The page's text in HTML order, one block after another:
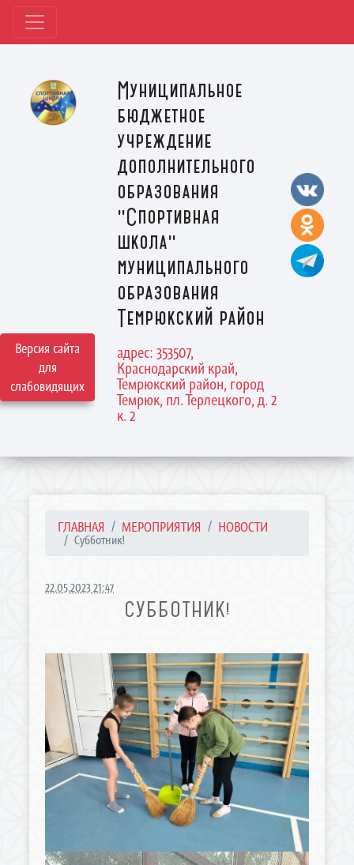
Версия сайта
для
слабовидящих
Муниципальное
бюджетное
учреждение
дополнительного
образования
"Спортивная
школа"
муниципального
образования
Темрюкский район
адрес: 353507,
Краснодарский край,
Темрюкский район, город
Темрюк, пл. Терлецкого, д. 2
к. 2
ГЛАВНАЯ МЕРОПРИЯТИЯ НОВОСТИ
Субботник!
22.05.2023 21:47
СУББОТНИК!